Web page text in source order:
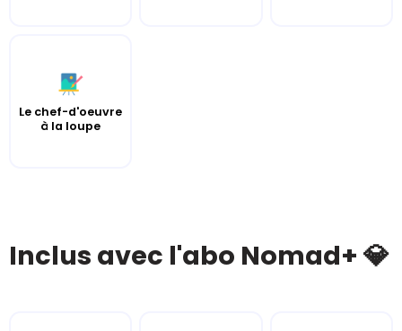
Le chef-d'oeuvre
à la loupe
Inclus avec l'abo Nomad+ 💎